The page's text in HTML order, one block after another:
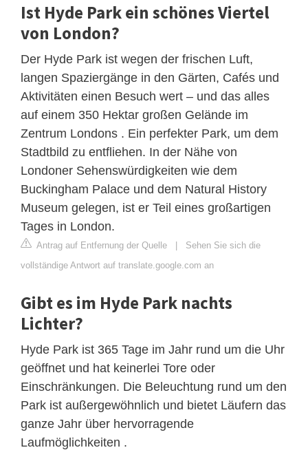
Ist Hyde Park ein schönes Viertel
von London?
Der Hyde Park ist wegen der frischen Luft,
langen Spaziergänge in den Gärten, Cafés und
Aktivitäten einen Besuch wert – und das alles
auf einem 350 Hektar großen Gelände im
Zentrum Londons . Ein perfekter Park, um dem
Stadtbild zu entfliehen. In der Nähe von
Londoner Sehenswürdigkeiten wie dem
Buckingham Palace und dem Natural History
Museum gelegen, ist er Teil eines großartigen
Tages in London.
Antrag auf Entfernung der Quelle | Sehen Sie sich die
vollständige Antwort auf translate.google.com an
Gibt es im Hyde Park nachts
Lichter?
Hyde Park ist 365 Tage im Jahr rund um die Uhr
geöffnet und hat keinerlei Tore oder
Einschränkungen. Die Beleuchtung rund um den
Park ist außergewöhnlich und bietet Läufern das
ganze Jahr über hervorragende
Laufmöglichkeiten .